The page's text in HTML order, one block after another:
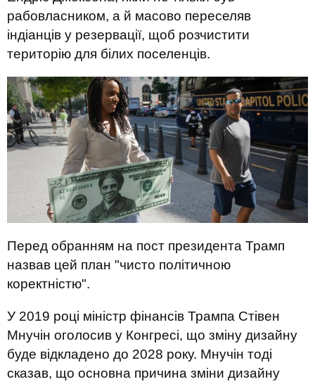
рабовласником, а й масово переселяв
індіанців у резервації, щоб розчистити
територію для білих поселенців.
Перед обранням на пост президента Трамп
назвав цей план "чисто політичною
коректністю".
У 2019 році міністр фінансів Трампа Стівен
Мнучін оголосив у Конгресі, що зміну дизайну
буде відкладено до 2028 року. Мнучін тоді
сказав, що основна причина зміни дизайну